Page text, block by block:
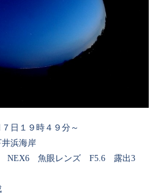
日１９時４９分～
浜海岸
NEX6 魚眼レンズ F5.6 露出3